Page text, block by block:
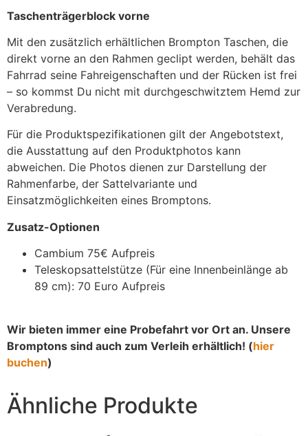
Taschenträgerblock vorne
Mit den zusätzlich erhältlichen Brompton Taschen, die
direkt vorne an den Rahmen geclipt werden, behält das
Fahrrad seine Fahreigenschaften und der Rücken ist frei
– so kommst Du nicht mit durchgeschwitztem Hemd zur
Verabredung.
Für die Produktspezifikationen gilt der Angebotstext,
die Ausstattung auf den Produktphotos kann
abweichen. Die Photos dienen zur Darstellung der
Rahmenfarbe, der Sattelvariante und
Einsatzmöglichkeiten eines Bromptons.
Zusatz-Optionen
Cambium 75€ Aufpreis
Teleskopsattelstütze (Für eine Innenbeinlänge ab
89 cm): 70 Euro Aufpreis
Wir bieten immer eine Probefahrt vor Ort an. Unsere
Bromptons sind auch zum Verleih erhältlich! (hier
buchen)
Ähnliche Produkte